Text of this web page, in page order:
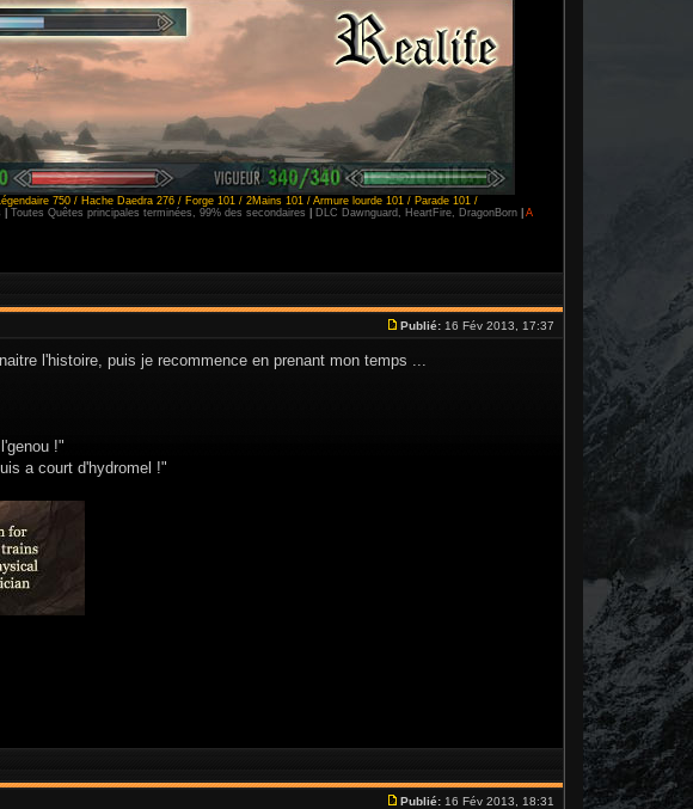
750 / Hache Daedra 276 / Forge 101 / 2Mains 101 / Armure lourde 101 / Parade 101 /
| Toutes Quêtes principales terminées, 99% des secondaires DLC Dawnguard, HeartFire, DragonBorn
A
Publié: 16 Fév 2013, 17:37
l'histoire, puis je recommence en prenant mon temps ...
!"
a court d'hydromel !"
Publié: 16 Fév 2013, 18:31